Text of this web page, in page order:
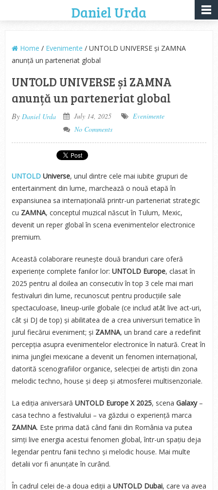
Daniel Urda
Home / Evenimente / UNTOLD UNIVERSE și ZAMNA
anunță un parteneriat global
UNTOLD UNIVERSE și ZAMNA
anunță un parteneriat global
By Daniel Urda July 14, 2025
Evenimente
No Comments
UNTOLDUniverse, unul dintre cele mai iubite grupuri de
entertainment din lume, marchează o nouă etapă în
expansiunea sa internațională printr-un parteneriat strategic
cu ZAMNA, conceptul muzical născut în Tulum, Mexic,
devenit un reper global în scena evenimentelor electronice
premium.
Această colaborare reunește două branduri care oferă
experiențe complete fanilor lor: UNTOLD Europe, clasat în
2025 pentru al doilea an consecutiv în top 3 cele mai mari
festivaluri din lume, recunoscut pentru producțiile sale
spectaculoase, lineup-urile globale (ce includ atât live act-uri,
cât și DJ de top) și abilitatea de a crea universuri tematice în
jurul fiecărui eveniment; și ZAMNA, un brand care a redefinit
percepția asupra evenimentelor electronice în natură. Creat în
inima junglei mexicane a devenit un fenomen internațional,
datorită scenografiilor organice, selecției de artiști din zona
melodic techno, house și deep și atmosferei multisenzoriale.
La ediția aniversară UNTOLD Europe X 2025, scena Galaxy–
casa techno a festivalului – va găzdui o experiență marca
ZAMNA. Este prima dată când fanii din România va putea
simți live energia acestui fenomen global, într-un spațiu deja
legendar pentru fanii techno și melodic house. Mai multe
detalii vor fi anunțate în curând.
În cadrul celei de-a doua ediții a UNTOLD Dubai, care va avea